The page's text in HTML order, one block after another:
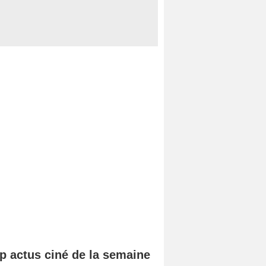
actus ciné de la semaine